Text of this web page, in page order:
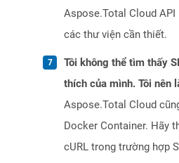
Aspose.Total Cloud
các thư viện cần thiết.
Tôi không thể tìm thấy
thích của mình. Tôi nên
Aspose.Total Cloud
Docker Container. Hãy
cURL trong trường hợp